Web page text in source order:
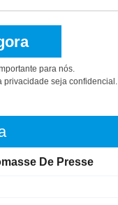
para nós.
privacidade seja confidencial.
De Presse